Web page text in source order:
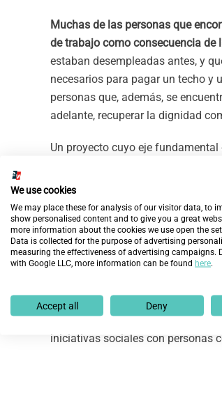
Muchas de las personas que
de trabajo como consecuencia de
estaban desempleadas antes, y
necesarios para pagar un techo y
personas que, además, se
adelante, recuperar la dignidad
Un proyecto cuyo eje
independencia. Para ello,
la Fundación impartiendo
superar con éxito una entrevista
Desde que comenzó la
ni los recursos ni medios
se dan todas las medidas de
Bankia y Fundación Integra
iniciativas sociales con personas
We use cookies
We may place these for analysis of our visitor data, to
show personalised content and to give you a great
more information about the cookies we use open the
Data is collected for the purpose of advertising
measuring the effectiveness of advertising campaigns.
with Google LLC, more information can be found here.
Accept all Deny